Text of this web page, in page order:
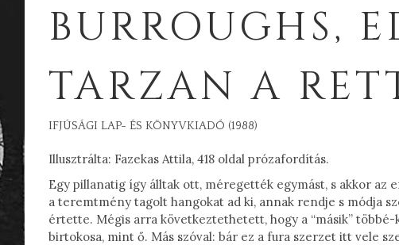
BURROUGHS,
TARZAN A
IFJÚSÁGI LAP- ÉS KÖNYVKIADÓ (1988)
Illusztrálta: Fazekas Attila, 418 oldal prózafordítás.
Egy pillanatig így álltak ott, méregették egymást, s akkor az
a teremtmény tagolt hangokat ad ki, annak rendje s módja
értette. Mégis arra következtethetett, hogy a “másik” többé-
birtokosa, mint ő. Más szóval: bár ez a fura szerzet itt vele